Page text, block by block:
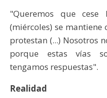
"Queremos que
(miércoles) se
protestan (...) Nosotros
porque estas vías
tengamos respuestas".
Realidad